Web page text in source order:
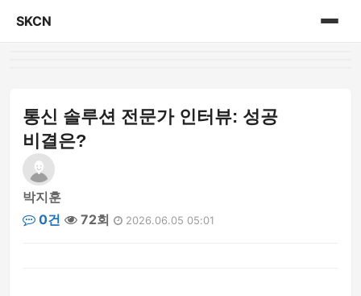
SKCN
통신 솔루션 전문가 인터뷰: 성공
비결은?
박지훈
0건
72회 2026.06.05 05:01